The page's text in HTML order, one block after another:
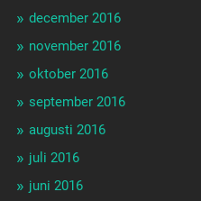
december 2016
november 2016
oktober 2016
september 2016
augusti 2016
juli 2016
juni 2016